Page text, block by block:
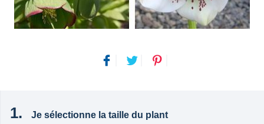
Je sélectionne la taille du plant